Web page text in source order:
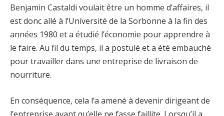
Benjamin Castaldi voulait être un homme d’affaires, il
est donc allé à l’Université de la Sorbonne à la fin des
années 1980 et a étudié l’économie pour apprendre à
le faire. Au fil du temps, il a postulé et a été embauché
pour travailler dans une entreprise de livraison de
nourriture.
En conséquence, cela l’a amené à devenir dirigeant de
l’entreprise avant qu’elle ne fasse faillite. Lorsqu’il a